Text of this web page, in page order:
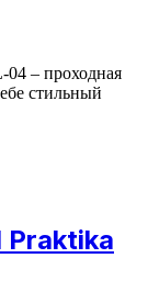
– проходная
стильный
Praktika